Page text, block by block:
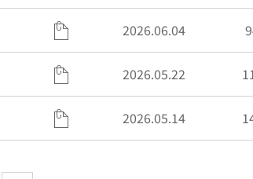
2026.06.04
2026.05.22
2026.05.14